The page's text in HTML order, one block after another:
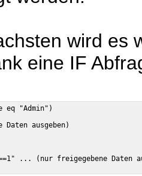
wird es
eine IF
"Admin")
ausgeben)
... (nur freigegebene Daten